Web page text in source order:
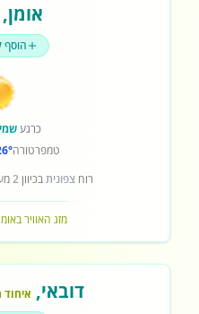
אומן,
הוסף
כרגע
טמפרטורה
רוחצפוניתבכיוון2
מזג האוויר
דובאי, איחוד